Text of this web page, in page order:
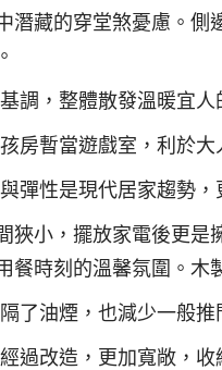
潛藏的穿堂煞憂慮。
調，整體散發溫暖宜人
房暫當遊戲室，利於大
彈性是現代居家趨勢，
狹小，擺放家電後更
餐時刻的溫馨氛圍。木
了油煙，也減少一般推
過改造，更加寬敞，收